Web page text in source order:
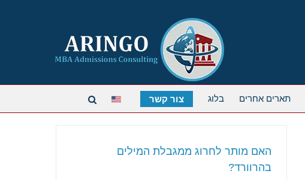
תארים אחרים בלוג צור קשר
האם מותר לחרוג ממגבלת המילים
בהרוורד?